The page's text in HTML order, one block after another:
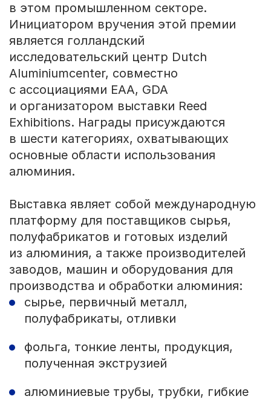
в этом промышленном секторе.
Инициатором вручения этой премии
является голландский
исследовательский центр Dutch
Aluminiumcenter, совместно
с ассоциациями EAA, GDA
и организатором выставки Reed
Exhibitions. Награды присуждаются
в шести категориях, охватывающих
основные области использования
алюминия.
Выставка являет собой международную
платформу для поставщиков сырья,
полуфабрикатов и готовых изделий
из алюминия, а также производителей
заводов, машин и оборудования для
производства и обработки алюминия:
сырье, первичный металл,
полуфабрикаты, отливки
фольга, тонкие ленты, продукция,
полученная экструзией
алюминиевые трубы, трубки, гибкие